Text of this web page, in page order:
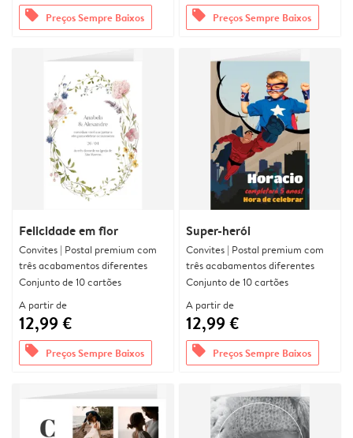
offers Preços Sempre Baixos offers Preços Sempre Baixos
Felicidade em flor
Convites | Postal premium com
três acabamentos diferentes
Conjunto de 10 cartões
A partir de
12,99 €
offers Preços Sempre Baixos
Super-herói
Convites | Postal premium com
três acabamentos diferentes
Conjunto de 10 cartões
A partir de
12,99 €
offers Preços Sempre Baixos